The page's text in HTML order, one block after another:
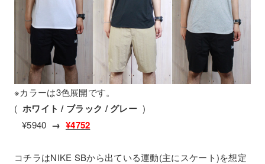
※カラーは3色展開です。
( ホワイト / ブラック / グレー )
¥5940 → ¥4752
コチラはNIKE SBから出ている運動(主にスケート)を想定